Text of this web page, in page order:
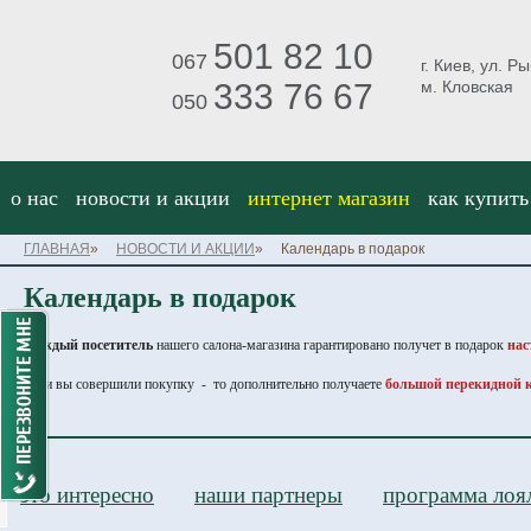
067 501 82 10
050 333 76 67
г. Киев, ул.
м. Кловская
о нас новости и акции интернет магазин как купить
ГЛАВНАЯ» НОВОСТИ И АКЦИИ» Календарь в подарок
Календарь в подарок
Каждый посетитель нашего салона-магазина гарантировано получет в подарок
Если вы совершили покупку - то дополнительно получаете большой перекидной
это интересно наши партнеры программа